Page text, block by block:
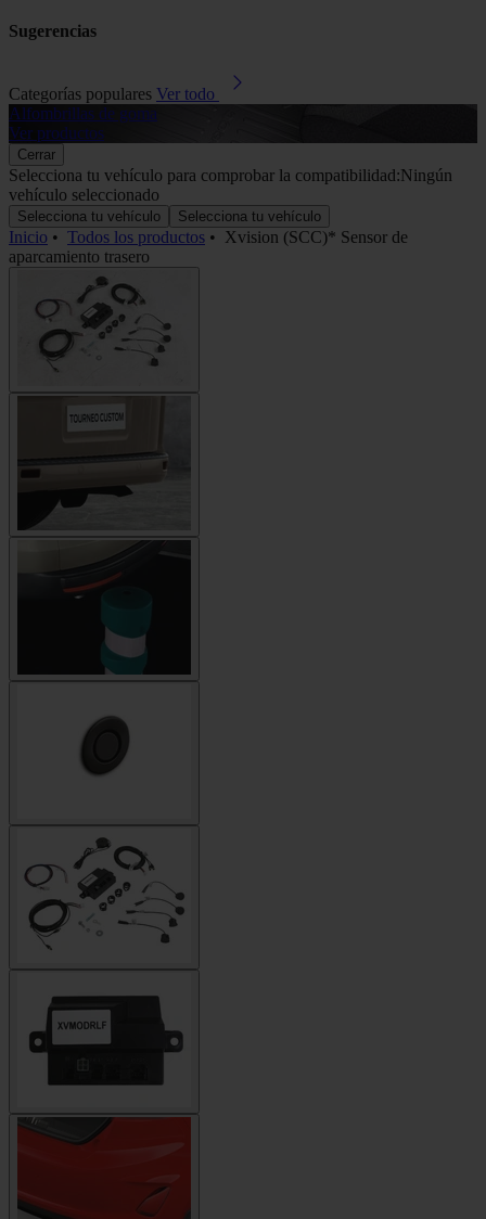
Sugerencias
Categorías populares Ver todo
Alfombrillas de goma
Ver productos
Cerrar
Selecciona tu vehículo para comprobar la compatibilidad:Ningún
vehículo seleccionado
Selecciona tu vehículo Selecciona tu vehículo
Inicio • Todos los productos • Xvision (SCC)* Sensor de
aparcamiento trasero